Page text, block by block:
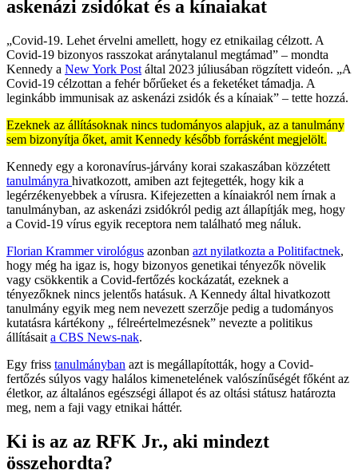
askenázi zsidókat és a kínaiakat
„Covid-19. Lehet érvelni amellett, hogy ez etnikailag célzott. A
Covid-19 bizonyos rasszokat aránytalanul megtámad” – mondta
Kennedy a New York Post által 2023 júliusában rögzített videón. „A
Covid-19 célzottan a fehér bőrűeket és a feketéket támadja. A
leginkább immunisak az askenázi zsidók és a kínaiak” – tette hozzá.
Ezeknek az állításoknak nincs tudományos alapjuk, az a tanulmány
sem bizonyítja őket, amit Kennedy később forrásként megjelölt.
Kennedy egy a koronavírus-járvány korai szakaszában közzétett
tanulmányra hivatkozott, amiben azt fejtegették, hogy kik a
legérzékenyebbek a vírusra. Kifejezetten a kínaiakról nem írnak a
tanulmányban, az askenázi zsidókról pedig azt állapítják meg, hogy
a Covid-19 vírus egyik receptora nem található meg náluk.
Florian Krammer virológus azonban azt nyilatkozta a Politifactnek,
hogy még ha igaz is, hogy bizonyos genetikai tényezők növelik
vagy csökkentik a Covid-fertőzés kockázatát, ezeknek a
tényezőknek nincs jelentős hatásuk. A Kennedy által hivatkozott
tanulmány egyik meg nem nevezett szerzője pedig a tudományos
kutatásra kártékony „ félreértelmezésnek” nevezte a politikus
állításait a CBS News-nak.
Egy friss tanulmányban azt is megállapították, hogy a Covid-
fertőzés súlyos vagy halálos kimenetelének valószínűségét főként az
életkor, az általános egészségi állapot és az oltási státusz határozta
meg, nem a faji vagy etnikai háttér.
Ki is az az RFK Jr., aki mindezt
összehordta?